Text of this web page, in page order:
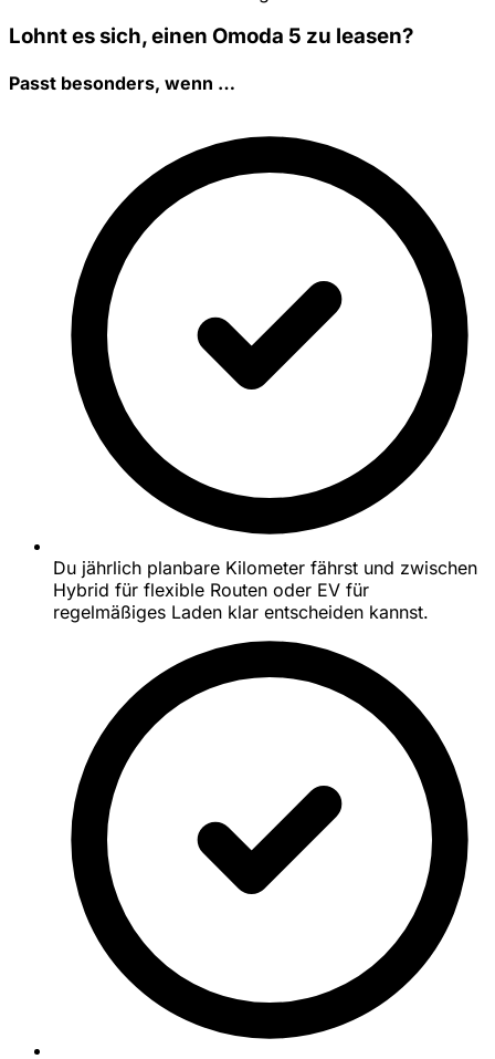
Lohnt es sich, einen Omoda 5 zu leasen?
Passt besonders, wenn …
Du jährlich planbare Kilometer fährst und zwischen
Hybrid für flexible Routen oder EV für
regelmäßiges Laden klar entscheiden kannst.